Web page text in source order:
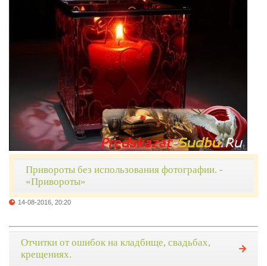
Привороты без использования фотографии. -
«Привороты»
14-08-2016, 20:20
Отчитки от ошибок на кладбище, свадьбах,
крещениях.